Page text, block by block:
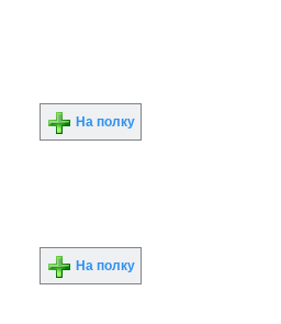
На полку
На полку